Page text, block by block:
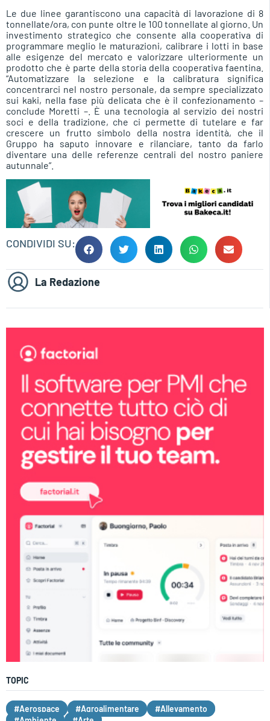
Le due linee garantiscono una capacità di lavorazione di 8
tonnellate/ora, con punte oltre le 100 tonnellate al giorno. Un
investimento strategico che consente alla cooperativa di
programmare meglio le maturazioni, calibrare i lotti in base
alle esigenze del mercato e valorizzare ulteriormente un
prodotto che è parte della storia della cooperativa faentina.
“Automatizzare la selezione e la calibratura significa
concentrarci nel nostro personale, da sempre specializzato
sui kaki, nella fase più delicata che è il confezionamento –
conclude Moretti –. È una tecnologia al servizio dei nostri
soci e della tradizione, che ci permette di tutelare e far
crescere un frutto simbolo della nostra identità, che il
Gruppo ha saputo innovare e rilanciare, tanto da farlo
diventare una delle referenze centrali del nostro paniere
autunnale”.
CONDIVIDI SU:
La Redazione
TOPIC
#Aerospace #Agroalimentare
#Allevamento